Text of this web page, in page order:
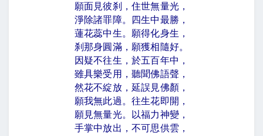
願面見彼刹，住世無量光，
淨除諸罪障。四生中最勝，
蓮花蕊中生。願得化身生，
刹那身圓滿，願獲相隨好。
因疑不往生，於五百年中，
雖具樂受用，聽聞佛語聲，
然花不綻放，延誤見佛顏，
願我無此過。往生花即開，
願見無量光。以福力神變，
手掌中放出，不可思供雲，